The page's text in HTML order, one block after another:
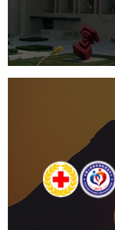
数字博物馆建
产品展厅设计
中国人
国企